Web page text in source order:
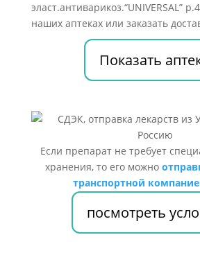
эласт.антиварикоз.“UNIVERSAL”
наших аптеках или заказать
Показать
Если препарат не требует
хранения, то его можно
транспортной
посмотреть